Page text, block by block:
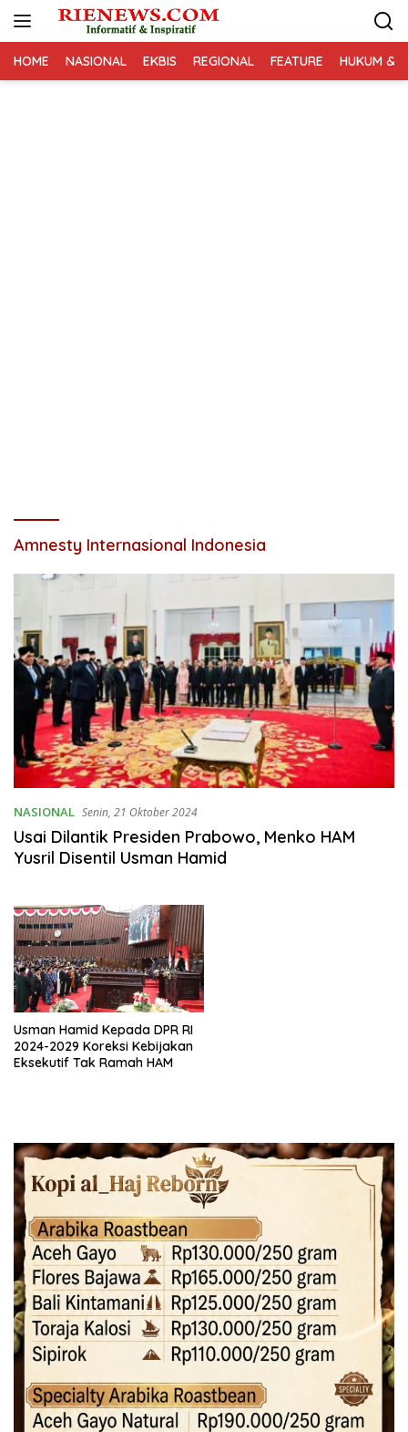
HOME NASIONAL EKBIS REGIONAL FEATURE HUKUM &
Amnesty Internasional Indonesia
NASIONAL Senin, 21 Oktober 2024
Usai Dilantik Presiden Prabowo, Menko HAM
Yusril Disentil Usman Hamid
Usman Hamid Kepada DPR RI
2024-2029 Koreksi Kebijakan
Eksekutif Tak Ramah HAM